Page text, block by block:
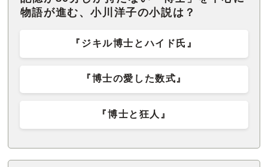
物語が進む、小川洋子の小説は？
『ジキル博士とハイド氏』
『博士の愛した数式』
『博士と狂人』